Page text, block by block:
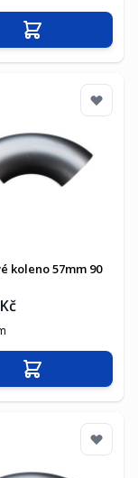
Přidat do košíku
koleno 57mm 90
Přidat do košíku